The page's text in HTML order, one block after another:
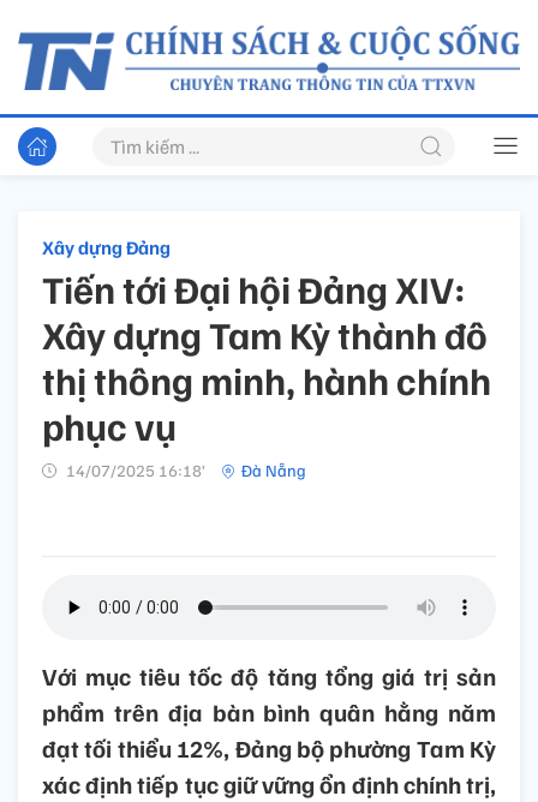
Xây dựng Đảng
Tiến tới Đại hội Đảng XIV:
Xây dựng Tam Kỳ thành đô
thị thông minh, hành chính
phục vụ
14/07/2025 16:18’ Đà Nẵng
Với mục tiêu tốc độ tăng tổng giá trị sản
phẩm trên địa bàn bình quân hằng năm
đạt tối thiểu 12%, Đảng bộ phường Tam Kỳ
xác định tiếp tục giữ vững ổn định chính trị,